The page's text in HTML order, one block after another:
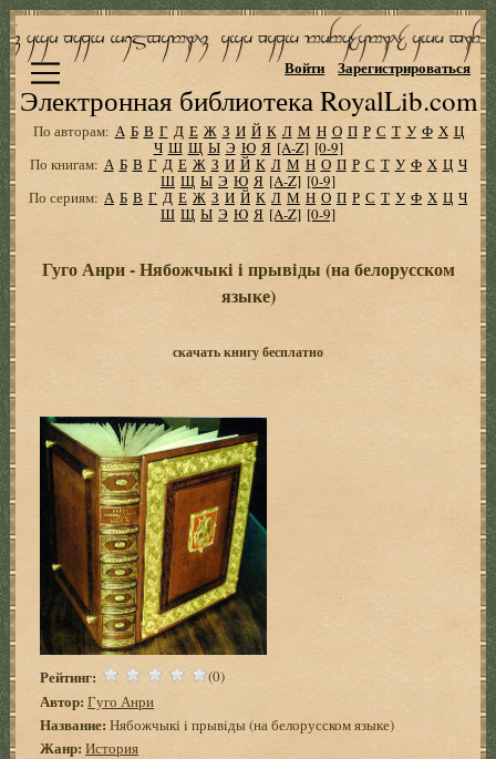
Электронная библиотека RoyalLib.com
Войти Зарегистрироваться
По авторам: А Б В Г Д Е Ж З И Й К Л М Н О П Р С Т У Ф Х Ц
Ч Ш Щ Ы Э Ю Я [A-Z] [0-9]
По книгам: А Б В Г Д Е Ж З И Й К Л М Н О П Р С Т У Ф Х Ц Ч
Ш Щ Ы Э Ю Я [A-Z] [0-9]
По сериям: А Б В Г Д Е Ж З И Й К Л М Н О П Р С Т У Ф Х Ц Ч
Ш Щ Ы Э Ю Я [A-Z] [0-9]
Гуго Анри - Нябожчыкi i прывiды (на белорусском
языке)
скачать книгу бесплатно
Рейтинг: (0)
Автор: Гуго Анри
Название: Нябожчыкi i прывiды (на белорусском языке)
Жанр: История